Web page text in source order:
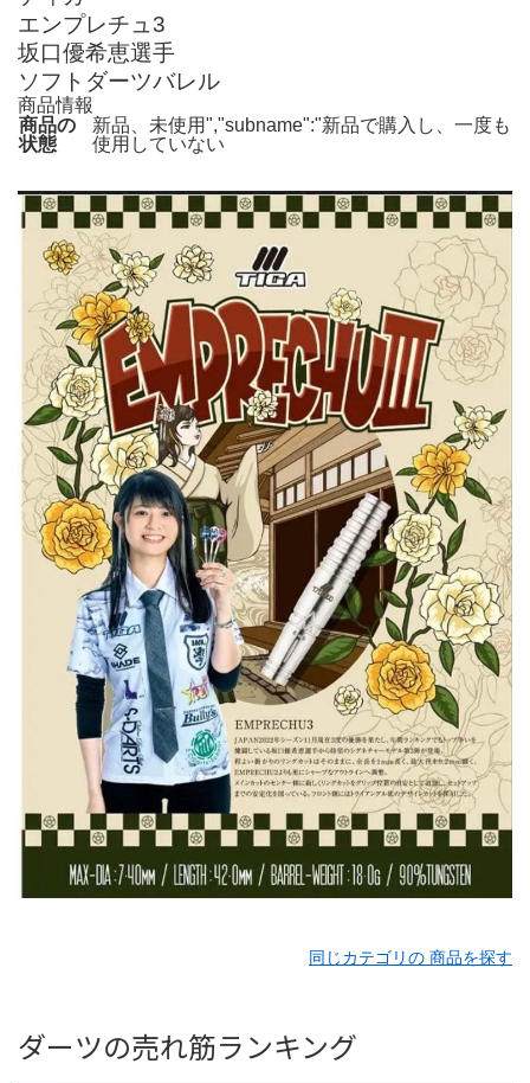
エンプレチュ3
坂口優希恵選手
ソフトダーツバレル
商品情報
商品の
状態
新品、未使用","subname":"新品で購入し、一度も
使用していない
同じカテゴリの 商品を探す
ダーツの売れ筋ランキング